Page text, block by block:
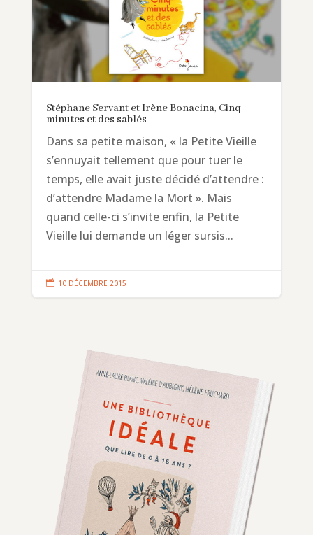
Stéphane Servant et Irène Bonacina, Cinq
minutes et des sablés
Dans sa petite maison, « la Petite Vieille
s’ennuyait tellement que pour tuer le
temps, elle avait juste décidé d’attendre :
d’attendre Madame la Mort ». Mais
quand celle-ci s’invite enfin, la Petite
Vieille lui demande un léger sursis...
 10 DÉCEMBRE 2015